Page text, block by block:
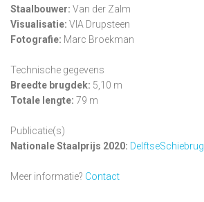
Staalbouwer: Van der Zalm
Visualisatie: VIA Drupsteen
Fotografie: Marc Broekman
Technische gegevens
Breedte brugdek: 5,10 m
Totale lengte: 79 m
Publicatie(s)
Nationale Staalprijs 2020: DelftseSchiebrug
Meer informatie? Contact